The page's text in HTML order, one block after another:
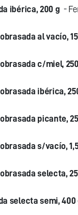
ibérica, 200 g -
al vacío,
c/miel,
ibérica,
picante,
s/vacío,
selecta,
selecta semi, 400